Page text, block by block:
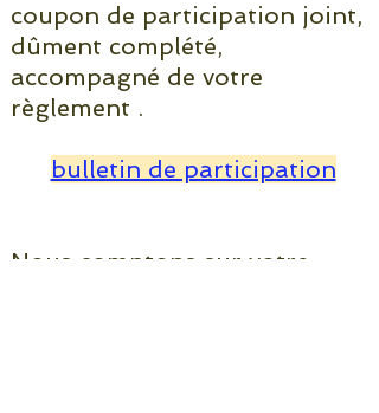
coupon de participation joint,
dûment complété,
accompagné de votre
règlement .
bulletin de participation
Nous comptons sur votre